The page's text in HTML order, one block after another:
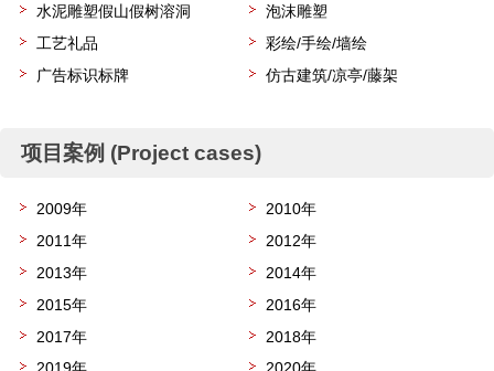
水泥雕塑假山假树溶洞
泡沫雕塑
工艺礼品
彩绘/手绘/墙绘
广告标识标牌
仿古建筑/凉亭/藤架
项目案例 (Project cases)
2009年
2010年
2011年
2012年
2013年
2014年
2015年
2016年
2017年
2018年